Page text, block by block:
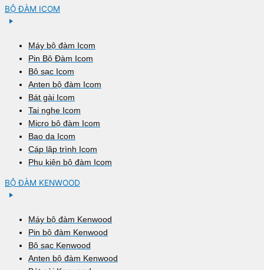
BỘ ĐÀM ICOM
Máy bộ đàm Icom
Pin Bộ Đàm Icom
Bộ sạc Icom
Anten bộ đàm Icom
Bát gài Icom
Tai nghe Icom
Micro bộ đàm Icom
Bao da Icom
Cáp lập trình Icom
Phụ kiện bộ đàm Icom
BỘ ĐÀM KENWOOD
Máy bộ đàm Kenwood
Pin bộ đàm Kenwood
Bộ sạc Kenwood
Anten bộ đàm Kenwood